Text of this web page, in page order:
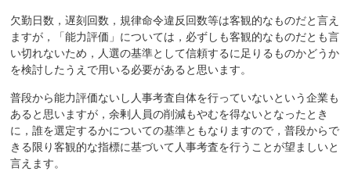
欠勤日数，遅刻回数，規律命令違反回数等は客観的なものだと言え
ますが，「能力評価」については，必ずしも客観的なものだとも言
い切れないため，人選の基準として信頼するに足りるものかどうか
を検討したうえで用いる必要があると思います。
普段から能力評価ないし人事考査自体を行っていないという企業も
あると思いますが，余剰人員の削減もやむを得ないとなったとき
に，誰を選定するかについての基準ともなりますので，普段からで
きる限り客観的な指標に基づいて人事考査を行うことが望ましいと
言えます。